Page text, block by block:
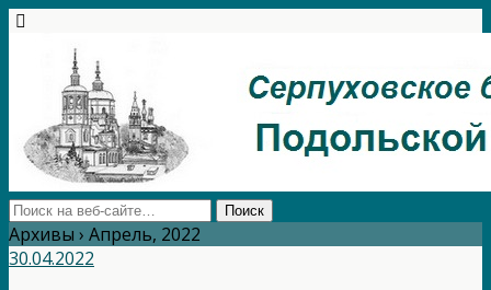
Архивы › Апрель, 2022
30.04.2022